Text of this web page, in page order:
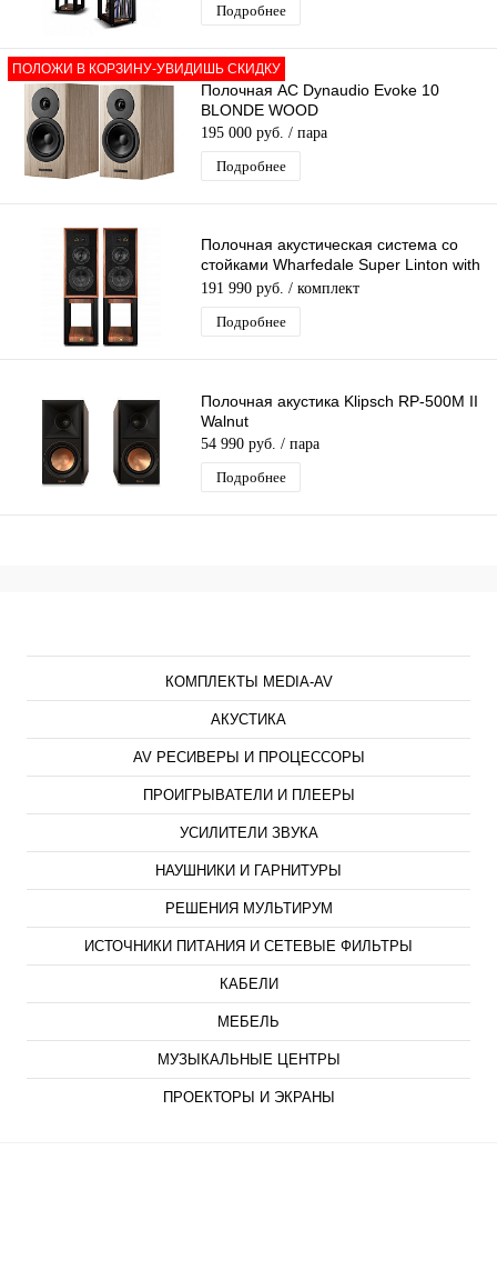
Подробнее
ПОЛОЖИ В КОРЗИНУ-УВИДИШЬ СКИДКУ
Полочная АС Dynaudio Evoke 10
BLONDE WOOD
195 000 руб. / пара
Подробнее
Полочная акустическая система со
стойками Wharfedale Super Linton with
stand ANTIQUE WALNUT
191 990 руб. / комплект
Подробнее
Полочная акустика Klipsch RP-500M II
Walnut
54 990 руб. / пара
Подробнее
КОМПЛЕКТЫ MEDIA-AV
АКУСТИКА
AV РЕСИВЕРЫ И ПРОЦЕССОРЫ
ПРОИГРЫВАТЕЛИ И ПЛЕЕРЫ
УСИЛИТЕЛИ ЗВУКА
НАУШНИКИ И ГАРНИТУРЫ
РЕШЕНИЯ МУЛЬТИРУМ
ИСТОЧНИКИ ПИТАНИЯ И СЕТЕВЫЕ ФИЛЬТРЫ
КАБЕЛИ
МЕБЕЛЬ
МУЗЫКАЛЬНЫЕ ЦЕНТРЫ
ПРОЕКТОРЫ И ЭКРАНЫ